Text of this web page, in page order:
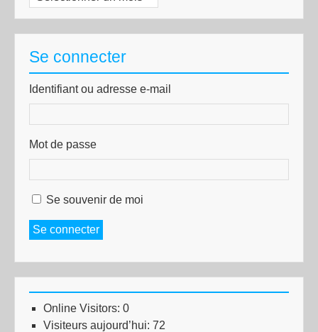
Se connecter
Identifiant ou adresse e-mail
Mot de passe
Se souvenir de moi
Se connecter
Online Visitors: 0
Visiteurs aujourd’hui: 72